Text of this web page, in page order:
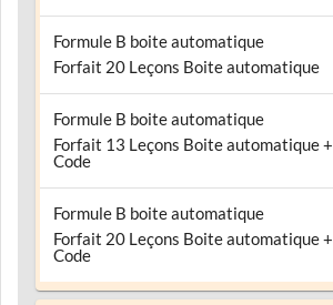
Formule B boite automatique
Forfait 20 Leçons Boite automatique
Formule B boite automatique
Forfait 13 Leçons Boite automatique +
Code
Formule B boite automatique
Forfait 20 Leçons Boite automatique +
Code